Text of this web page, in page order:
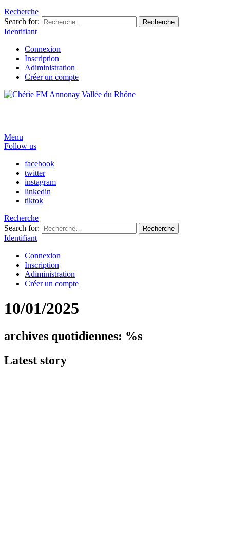
Recherche
Search for:
Recherche
Identifiant
Connexion
Inscription
Adiministration
Créer un compte
Menu
Follow us
facebook
twitter
instagram
linkedin
tiktok
Recherche
Search for:
Recherche
Identifiant
Connexion
Inscription
Adiministration
Créer un compte
10/01/2025
archives quotidiennes: %s
Latest story